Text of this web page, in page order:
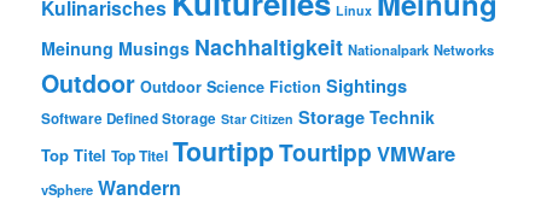
Kulinarisches Linux
Meinung Musings Nachhaltigkeit Nationalpark Networks
Outdoor Outdoor Science Fiction Sightings
Software Defined Storage Star Citizen Storage Technik
Top Titel Top Titel TourtippTourtipp VMWare
vSphere Wandern